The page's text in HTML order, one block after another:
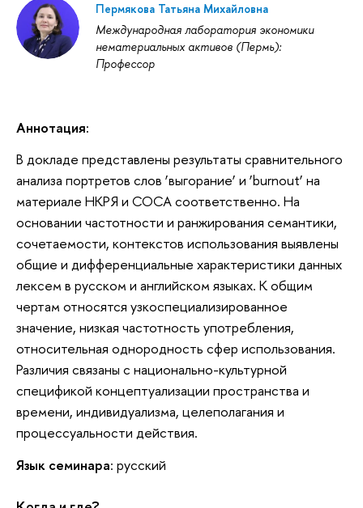
Пермякова Татьяна Михайловна
Международная лаборатория экономики
нематериальных активов (Пермь):
Профессор
Аннотация:
докладе представлены результаты сравнительного
анализа портретов слов ‘выгорание’ и ‘burnout’ на
материале НКРЯ и COCA соответственно. На
основании частотности и ранжирования семантики,
сочетаемости, контекстов использования выявлены
общие и дифференциальные характеристики данных
лексем в русском и английском языках. К общим
чертам относятся узкоспециализированное
значение, низкая частотность употребления,
относительная однородность сфер использования.
Различия связаны с национально-культурной
спецификой концептуализации пространства и
ремени, индивидуализма, целеполагания и
процессуальности действия.
Язык семинара: русский